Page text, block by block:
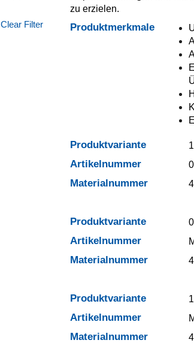
Clear Filter
zu erzielen.
Produktmerkmale
Produktvariante
Artikelnummer
Materialnummer
Produktvariante
Artikelnummer
Materialnummer
Produktvariante
Artikelnummer
Materialnummer